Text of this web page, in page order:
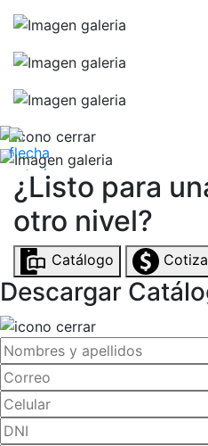
¿Listo para
otro nivel?
Catálogo
Descargar